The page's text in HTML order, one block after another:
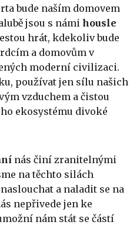
bude naším domovem
jsou s námi housle
hrát, kdekoliv bude
a domovům v
moderní civilizaci.
používat jen sílu našich
vzduchem a čistou
ekosystému divoké
nás činí zranitelnými
na těchto silách
a naladit se na
nepřivede jen ke
nám stát se částí